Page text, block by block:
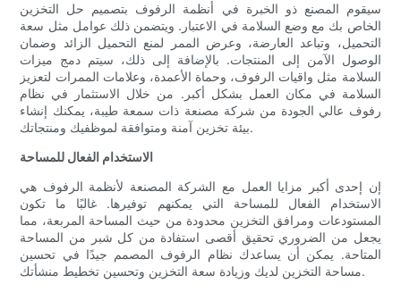
سيقوم المصنع ذو الخبرة في أنظمة الرفوف بتصميم حل التخزين
الخاص بك مع وضع السلامة في الاعتبار. ويتضمن ذلك عوامل مثل سعة
التحميل، وتباعد العارضة، وعرض الممر لمنع التحميل الزائد وضمان
الوصول الآمن إلى المنتجات. بالإضافة إلى ذلك، سيتم دمج ميزات
السلامة مثل واقيات الرفوف، وحماة الأعمدة، وعلامات الممرات لتعزيز
السلامة في مكان العمل بشكل أكبر. من خلال الاستثمار في نظام
رفوف عالي الجودة من شركة مصنعة ذات سمعة طيبة، يمكنك إنشاء
بيئة تخزين آمنة ومتوافقة لموظفيك ومنتجاتك.
الاستخدام الفعال للمساحة
إن إحدى أكبر مزايا العمل مع الشركة المصنعة لأنظمة الرفوف هي
الاستخدام الفعال للمساحة التي يمكنهم توفيرها. غالبًا ما تكون
المستودعات ومرافق التخزين محدودة من حيث المساحة المربعة، مما
يجعل من الضروري تحقيق أقصى استفادة من كل شبر من المساحة
المتاحة. يمكن أن يساعدك نظام الرفوف المصمم جيدًا في تحسين
مساحة التخزين لديك وزيادة سعة التخزين وتحسين تخطيط منشأتك.